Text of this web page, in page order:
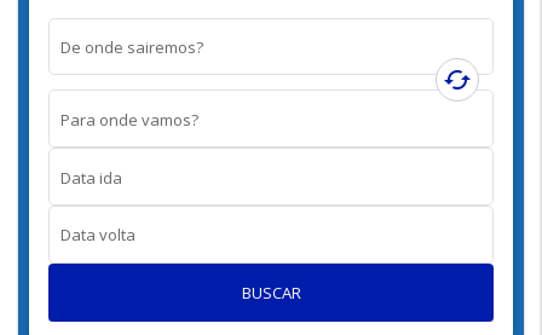
De onde sairemos?
cached
Para onde vamos?
Data ida
Data volta
BUSCAR